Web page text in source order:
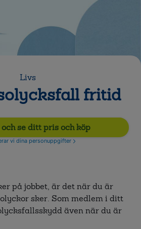
Livs
fritid
se ditt pris och köp
vi dina personuppgifter
på jobbet, är det när du är
sker. Som medlem i ditt
även när du är